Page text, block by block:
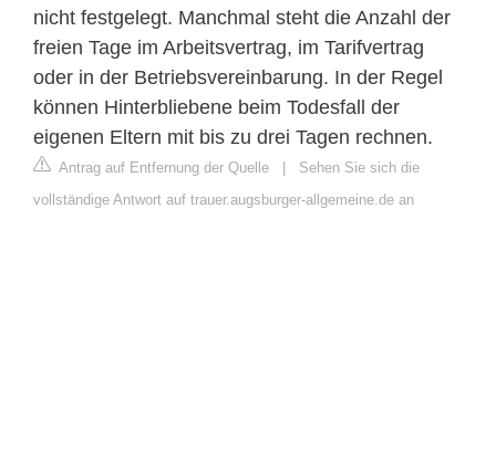
nicht festgelegt. Manchmal steht die Anzahl der
freien Tage im Arbeitsvertrag, im Tarifvertrag
oder in der Betriebsvereinbarung. In der Regel
können Hinterbliebene beim Todesfall der
eigenen Eltern mit bis zu drei Tagen rechnen.
Antrag auf Entfernung der Quelle | Sehen Sie sich die
vollständige Antwort auf trauer.augsburger-allgemeine.de an